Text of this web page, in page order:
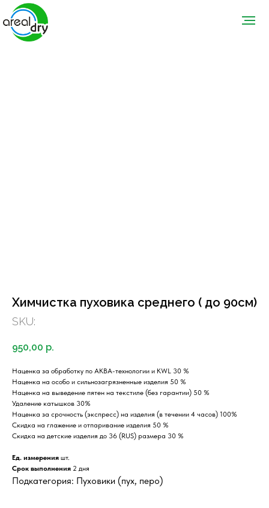
Химчистка пуховика среднего ( до 90см)
SKU:
950,00 р.
Наценка за обработку по АКВА-технологии и KWL 30 %
Наценка на особо и сильнозагрязненные изделия 50 %
Наценка на выведение пятен на текстиле (без гарантии) 50 %
Удаление катышков 30%
Наценка за срочность (экспресс) на изделия (в течении 4 часов) 100%
Скидка на глажение и отпаривание изделия 50 %
Скидка на детские изделия до 36 (RUS) размера 30 %
Ед. измерения шт.
Срок выполнения 2 дня
Подкатегория: Пуховики (пух, перо)